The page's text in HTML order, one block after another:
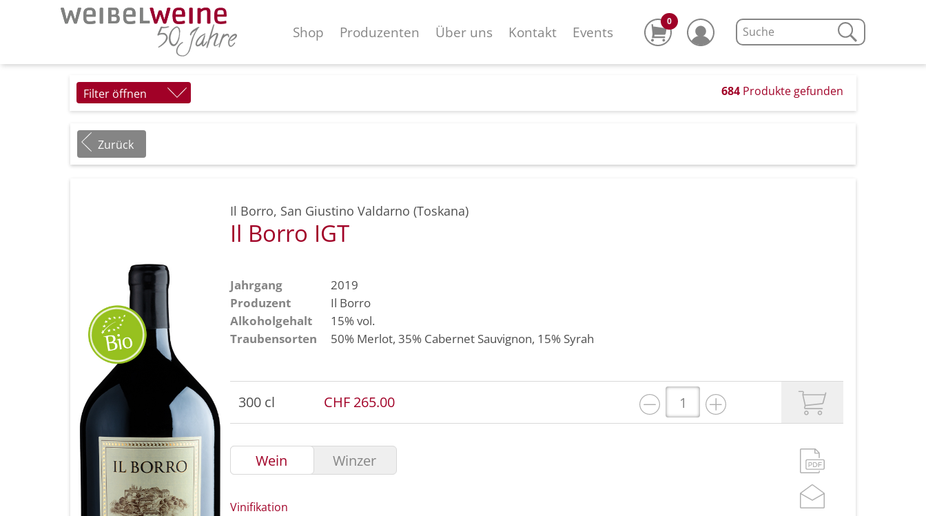
Shop Produzenten Über uns Kontakt Events
0
Filter öffnen 684 Produkte gefunden
Zurück
Il Borro, San Giustino Valdarno (Toskana)
Il Borro IGT
Jahrgang
2019
Produzent
Il Borro
Alkoholgehalt
15% vol.
Traubensorten
50% Merlot, 35% Cabernet Sauvignon, 15% Syrah
300 cl CHF 265.00
Wein Winzer
Vinifikation